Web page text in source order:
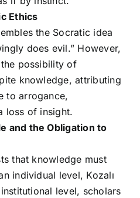
Ethics
the Socratic idea
does evil.” However,
possibility of
knowledge, attributing
to arrogance,
loss of insight.
and the Obligation to
that knowledge must
individual level, Kozalı
level, scholars